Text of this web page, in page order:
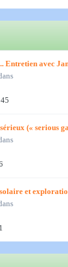
Entretien avec
45
(« serious
solaire et